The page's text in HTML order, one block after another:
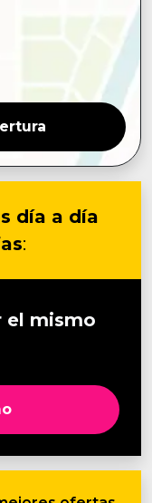
día a día
:
el mismo